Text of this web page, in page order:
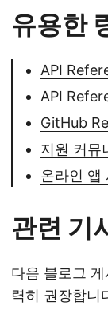
유용한
API
API
GitHub
지원 커뮤
온라인 앱
관련 기
다음 블로그
력히 권장합니